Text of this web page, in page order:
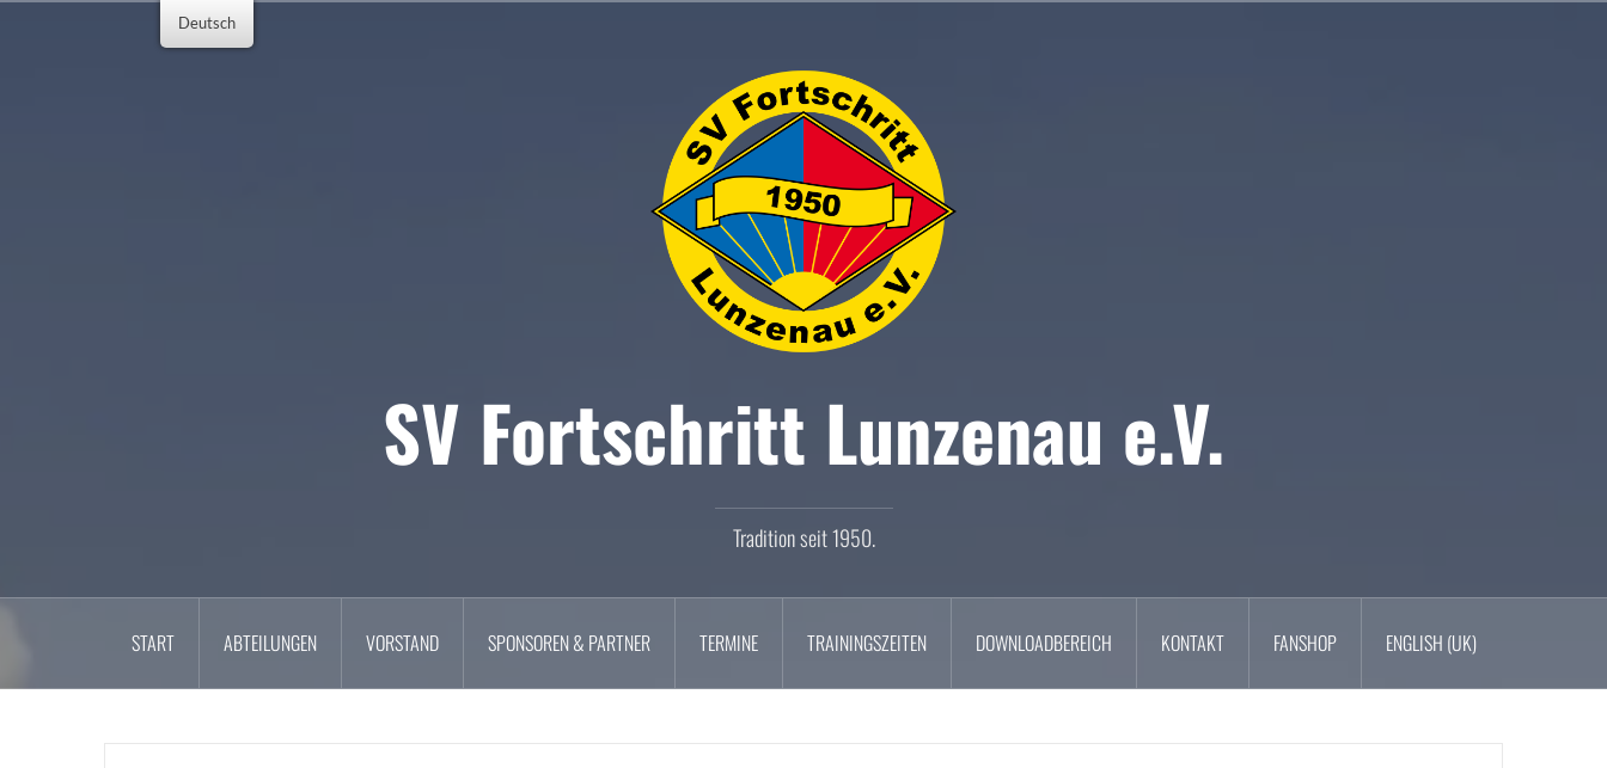
SV Fortschritt Lunzenau e.V.
Tradition seit 1950.
START ABTEILUNGEN VORSTAND SPONSOREN & PARTNER TERMINE TRAININGSZEITEN DOWNLOADBEREICH KONTAKT FANSHOP ENGLISH (UK)
Deutsch